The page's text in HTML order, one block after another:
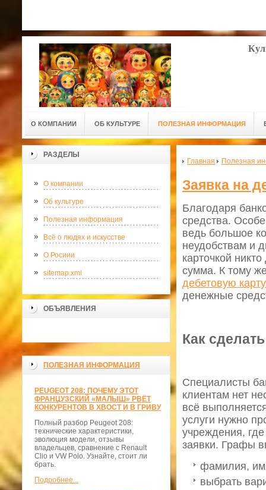
О КОМПАНИИ ОБ КУЛЬТУРЕ ПОЛЕЗНАЯ ИНФОРМАЦИЯ
РАЗДЕЛЫ
О компании
Об культуре
Полезная информация
Всё о людях и искусстве
О Росиии
sitemap.xml
ОБЪЯВЛЕНИЯ
>
ПОЛЕЗНАЯ ИНФОРМАЦИЯ
PEUGEOT 208: ПОЧЕМУ ЭТОТ
ФРАНЦУЗСКИЙ «МАЛЫШ» РВЁТ
КОНКУРЕНТОВ В ХВОСТ И В ГРИВУ
Полный разбор Peugeot 208:
технические характеристики,
эволюция модели, отзывы
владельцев, сравнение с Renault
Clio и VW Polo. Узнайте, стоит ли
брать.
Подробнее...
Главная Полезная
Заявка на
Благодаря
средства.
ведь большое
неудобствам и
карточкой
сумма. К тому
дебетовую карту
денежные
Как
Специалисты
клиентам нет
всё
услуги нужно
учреждения,
заявки. Графы
фамилия,
выбрать